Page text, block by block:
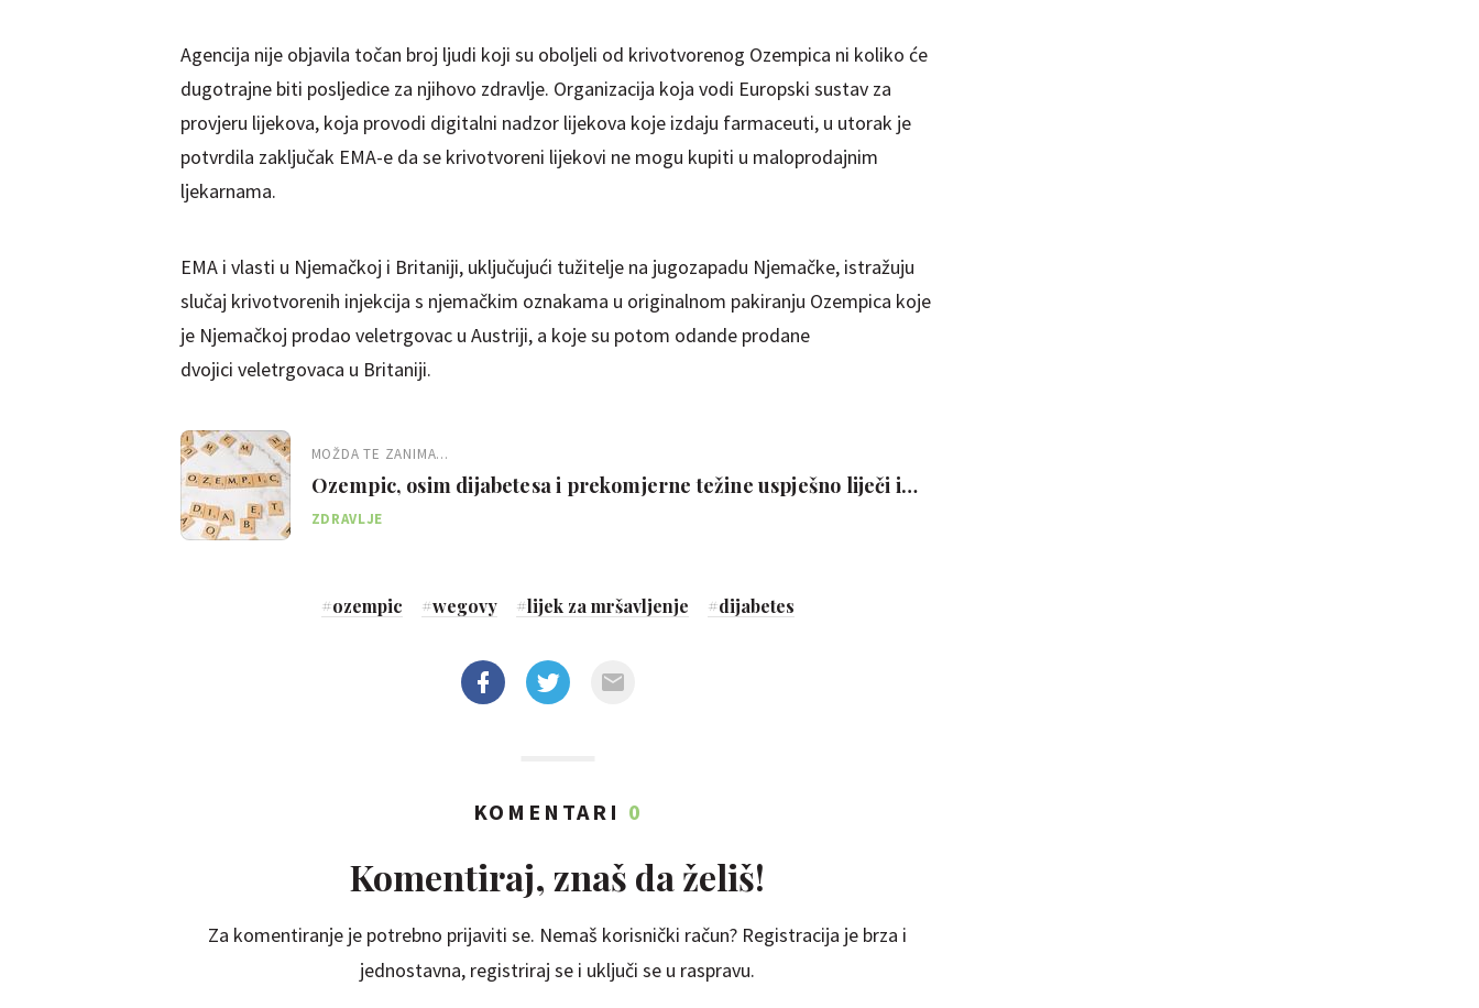
Agencija nije objavila točan broj ljudi koji su oboljeli od krivotvorenog Ozempica ni koliko će
dugotrajne biti posljedice za njihovo zdravlje. Organizacija koja vodi Europski sustav za
provjeru lijekova, koja provodi digitalni nadzor lijekova koje izdaju farmaceuti, u utorak je
potvrdila zaključak EMA-e da se krivotvoreni lijekovi ne mogu kupiti u maloprodajnim
ljekarnama.
EMA i vlasti u Njemačkoj i Britaniji, uključujući tužitelje na jugozapadu Njemačke, istražuju
slučaj krivotvorenih injekcija s njemačkim oznakama u originalnom pakiranju Ozempica koje
je Njemačkoj prodao veletrgovac u Austriji, a koje su potom odande prodane
dvojici veletrgovaca u Britaniji.
MOŽDA TE ZANIMA...
Ozempic, osim dijabetesa i prekomjerne težine uspješno liječi i
zatajenje bubrega
ZDRAVLJE
#ozempic #wegovy #lijek za mršavljenje #dijabetes
KOMENTARI 0
Komentiraj, znaš da želiš!
Za komentiranje je potrebno prijaviti se. Nemaš korisnički račun? Registracija je brza i
jednostavna, registriraj se i uključi se u raspravu.